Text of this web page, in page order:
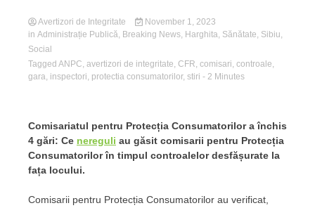
Avertizori de Integritate
November 1, 2023
in Administrație Publică, Breaking News, Harghita, Sănătate, Sibiu,
Social
Tagged ANPC, avertizori de integritate, CFR, comisari, controale,
gara, inspectori, protectia consumatorilor, stiri - 2 Minutes
Comisariatul pentru Protecția Consumatorilor a închis
4 gări: Ce nereguli au găsit comisarii pentru Protecția
Consumatorilor în timpul controalelor desfășurate la
fața locului.
Comisarii pentru Protecția Consumatorilor au verificat,